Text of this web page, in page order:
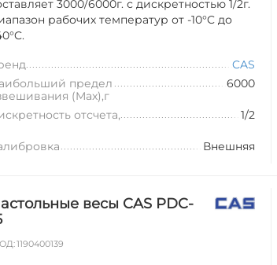
3000/6000г. с дискретностью 1/2г.
рабочих температур от -10°C до
CAS
предел
(Max),г
6000
отсчета,
1/2
Внешняя
весы CAS PDC-
1190400139